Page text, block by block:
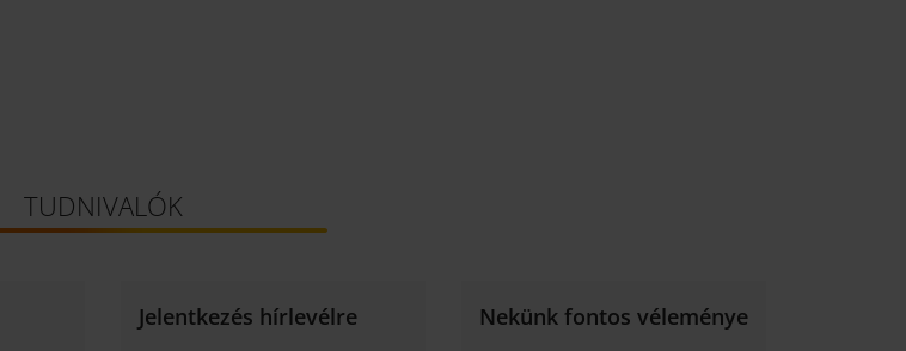
TUDNIVALÓK
Jelentkezés hírlevélre Nekünk fontos véleménye